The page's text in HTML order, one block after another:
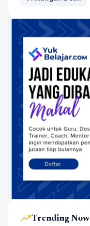
trending_upTrending Now